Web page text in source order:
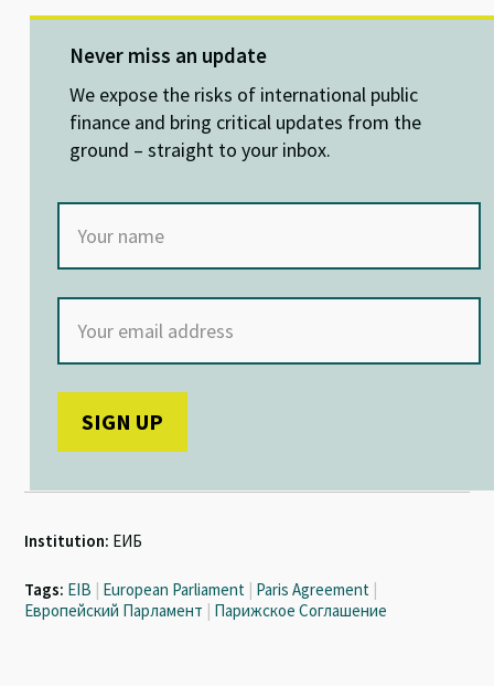
es
ky
ke
dI
n
b
o
o
k
at
sA
p
p
Never miss an update
We expose the risks of international public
finance and bring critical updates from the
ground – straight to your inbox.
Institution: ЕИБ
Tags: EIB | European Parliament | Paris Agreement |
Европейский Парламент | Парижское Соглашение